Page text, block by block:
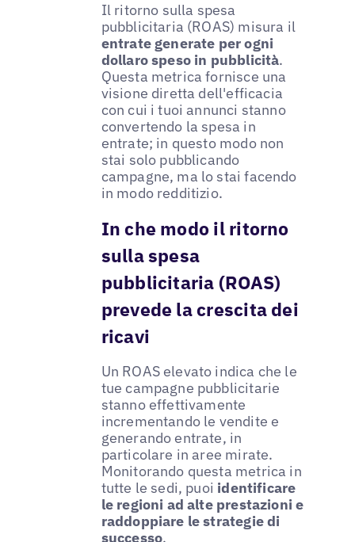
Il ritorno sulla spesa
pubblicitaria (ROAS) misura il
entrate generate per ogni
dollaro speso in pubblicità.
Questa metrica fornisce una
visione diretta dell'efficacia
con cui i tuoi annunci stanno
convertendo la spesa in
entrate; in questo modo non
stai solo pubblicando
campagne, ma lo stai facendo
in modo redditizio.
In che modo il ritorno
sulla spesa
pubblicitaria (ROAS)
prevede la crescita dei
ricavi
Un ROAS elevato indica che le
tue campagne pubblicitarie
stanno effettivamente
incrementando le vendite e
generando entrate, in
particolare in aree mirate.
Monitorando questa metrica in
tutte le sedi, puoi identificare
le regioni ad alte prestazioni e
raddoppiare le strategie di
successo.